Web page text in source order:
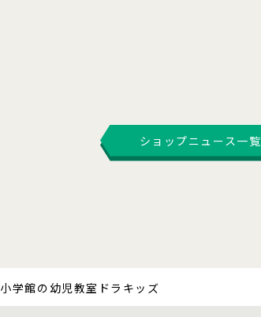
ショップニュース一覧
小学館の幼児教室ドラキッズ